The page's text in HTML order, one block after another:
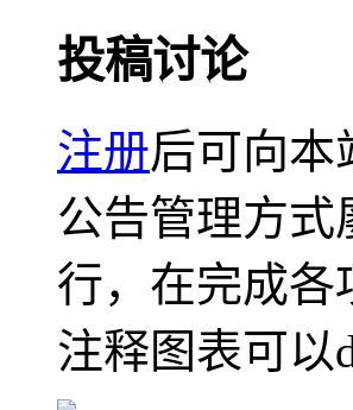
投稿讨论
注册后可向本
公告管理方式
行，在完成各
注释图表可以